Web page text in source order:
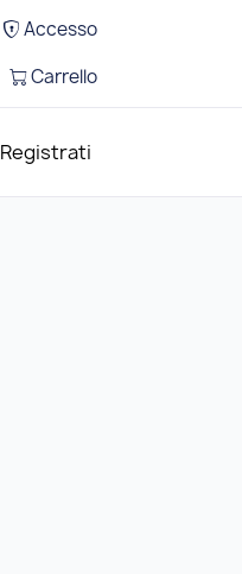
Accesso
Carrello
Registrati